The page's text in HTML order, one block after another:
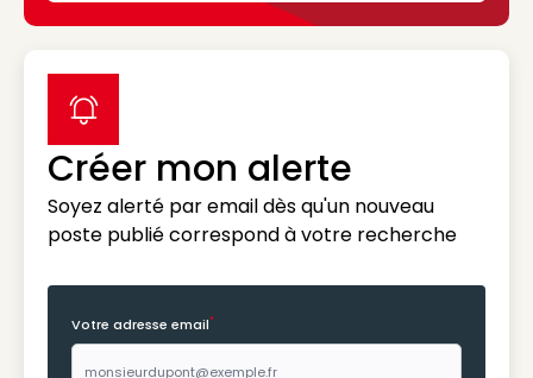
Créer mon alerte
Soyez alerté par email dès qu'un nouveau
poste publié correspond à votre recherche
label icon
Votre adresse email*